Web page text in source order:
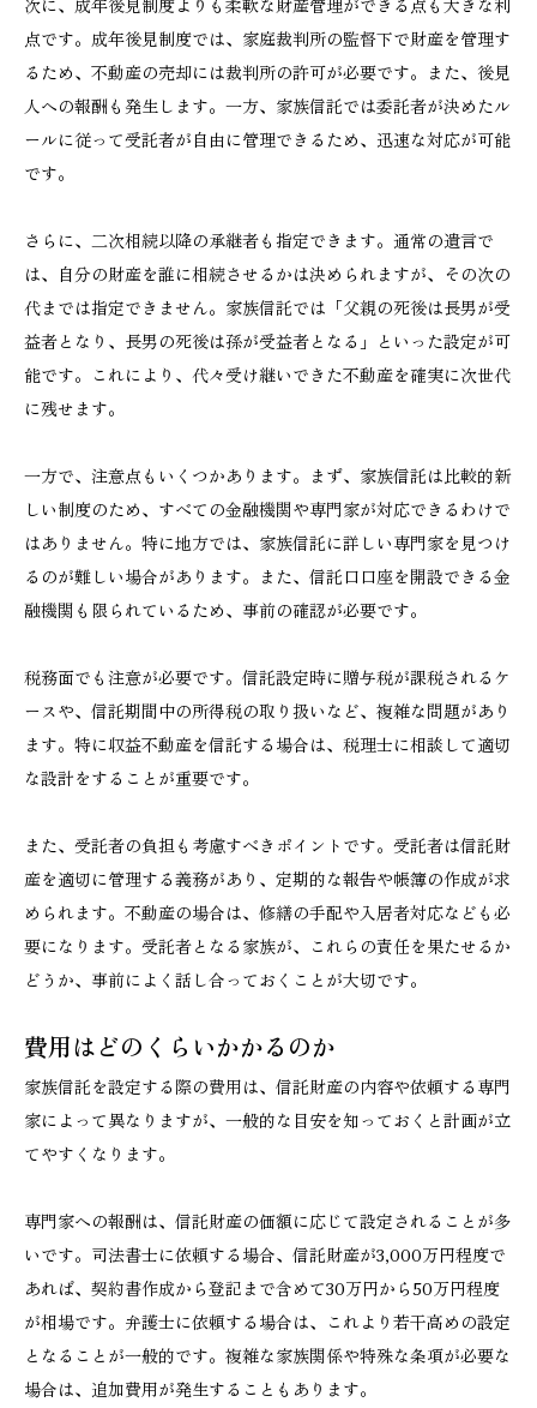
点です。成年後見制度では、家庭裁判所の監督下で財産を管理す
るため、不動産の売却には裁判所の許可が必要です。また、後見
人への報酬も発生します。一方、家族信託では委託者が決めたル
ールに従って受託者が自由に管理できるため、迅速な対応が可能
です。
さらに、二次相続以降の承継者も指定できます。通常の遺言で
は、自分の財産を誰に相続させるかは決められますが、その次の
代までは指定できません。家族信託では「父親の死後は長男が受
益者となり、長男の死後は孫が受益者となる」といった設定が可
能です。これにより、代々受け継いできた不動産を確実に次世代
に残せます。
一方で、注意点もいくつかあります。まず、家族信託は比較的新
しい制度のため、すべての金融機関や専門家が対応できるわけで
はありません。特に地方では、家族信託に詳しい専門家を見つけ
るのが難しい場合があります。また、信託口口座を開設できる金
融機関も限られているため、事前の確認が必要です。
税務面でも注意が必要です。信託設定時に贈与税が課税されるケ
ースや、信託期間中の所得税の取り扱いなど、複雑な問題があり
ます。特に収益不動産を信託する場合は、税理士に相談して適切
な設計をすることが重要です。
また、受託者の負担も考慮すべきポイントです。受託者は信託財
産を適切に管理する義務があり、定期的な報告や帳簿の作成が求
められます。不動産の場合は、修繕の手配や入居者対応なども必
要になります。受託者となる家族が、これらの責任を果たせるか
どうか、事前によく話し合っておくことが大切です。
費用はどのくらいかかるのか
家族信託を設定する際の費用は、信託財産の内容や依頼する専門
家によって異なりますが、一般的な目安を知っておくと計画が立
てやすくなります。
専門家への報酬は、信託財産の価額に応じて設定されることが多
いです。司法書士に依頼する場合、信託財産が3,000万円程度で
あれば、契約書作成から登記まで含めて30万円から50万円程度
が相場です。弁護士に依頼する場合は、これより若干高めの設定
となることが一般的です。複雑な家族関係や特殊な条項が必要な
場合は、追加費用が発生することもあります。